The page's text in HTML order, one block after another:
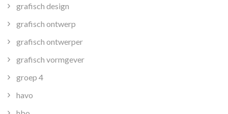
grafisch design
grafisch ontwerp
grafisch ontwerper
grafisch vormgever
groep 4
havo